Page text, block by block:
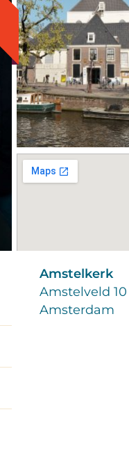
Amstelkerk
Amstelveld 10
Amsterdam